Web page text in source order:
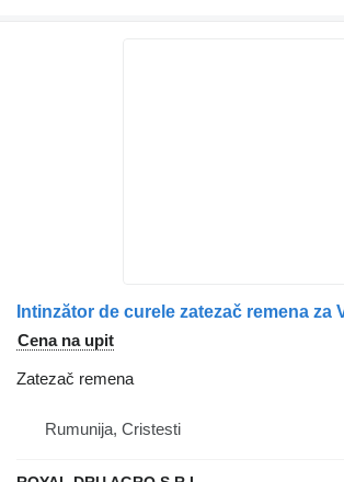
Cena na upit
Zatezač remena
Rumunija, Cristesti